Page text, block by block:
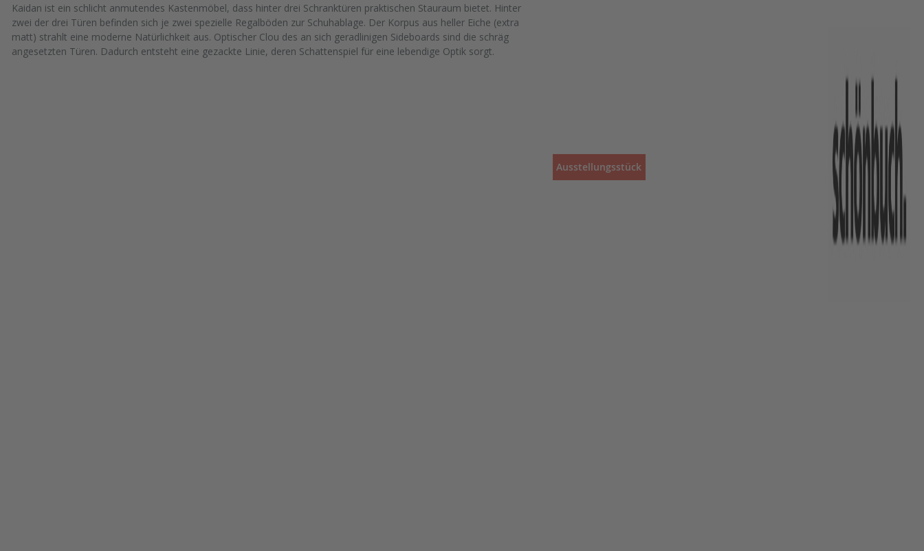
Ausstellungsstück
Kaidan ist ein schlicht anmutendes Kastenmöbel, dass hinter drei Schranktüren praktischen Stauraum bietet. Hinter
zwei der drei Türen befinden sich je zwei spezielle Regalböden zur Schuhablage. Der Korpus aus heller Eiche (extra
matt) strahlt eine moderne Natürlichkeit aus. Optischer Clou des an sich geradlinigen Sideboards sind die schräg
angesetzten Türen. Dadurch entsteht eine gezackte Linie, deren Schattenspiel für eine lebendige Optik sorgt.